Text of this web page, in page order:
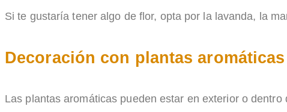
Si te gustaría tener algo de flor, opta por la lavanda, la
Decoración con plantas aromáticas
Las plantas aromáticas pueden estar en exterior o